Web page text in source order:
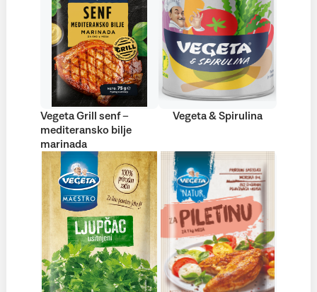
Vegeta Grill senf –
mediteransko bilje
marinada
Vegeta & Spirulina